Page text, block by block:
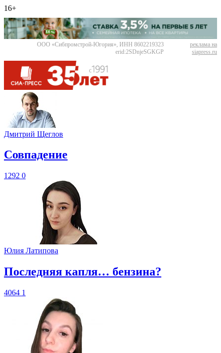
16+
ООО «Сибпромстрой-Югория», ИНН 8602219323
erid:2SDnjeSGKGP
реклама на
siapress.ru
Дмитрий Щеглов
​Совпадение
1292 0
Юлия Латипова
​Последняя капля… бензина?
4064 1